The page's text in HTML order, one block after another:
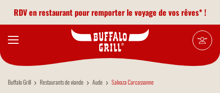
RDV en restaurant pour remporter le voyage de vos rêves* !
Buffalo Grill Restaurants de viande Aude Salvaza Carcassonne